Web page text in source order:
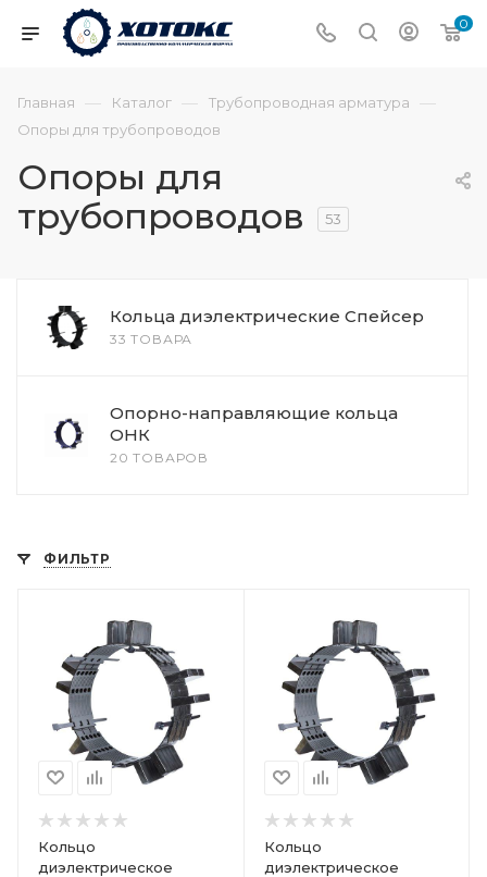
0
Главная — Каталог — Трубопроводная арматура —
Опоры для трубопроводов
Опоры для
трубопроводов
53
Кольца диэлектрические Спейсер
33 ТОВАРА
Опорно-направляющие кольца
ОНК
20 ТОВАРОВ
ФИЛЬТР
Кольцо
диэлектрическое
Кольцо
диэлектрическое